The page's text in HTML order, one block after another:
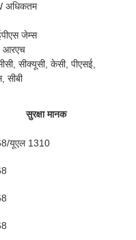
अधिकतम
जेम्स
आरएच
सीक्यूसी, केसी, पीएसई,
सीबी
सुरक्षा मानक
यूएल 1310